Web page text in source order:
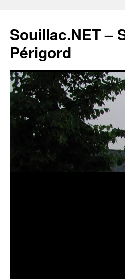
Souillac.NET –
Périgord